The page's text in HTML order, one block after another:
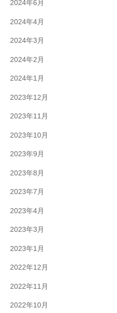
2024年6月
2024年4月
2024年3月
2024年2月
2024年1月
2023年12月
2023年11月
2023年10月
2023年9月
2023年8月
2023年7月
2023年4月
2023年3月
2023年1月
2022年12月
2022年11月
2022年10月